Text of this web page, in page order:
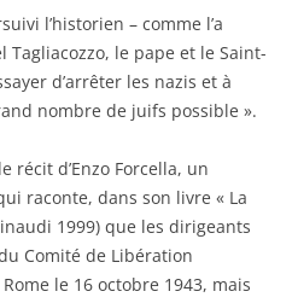
l’historien – comme l’a
Tagliacozzo, le pape et le Saint-
d’arrêter les nazis et à
nombre de juifs possible ».
récit d’Enzo Forcella, un
raconte, dans son livre « La
1999) que les dirigeants
Comité de Libération
le 16 octobre 1943, mais